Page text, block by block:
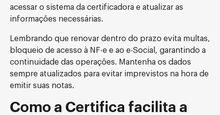
acessar o sistema da certificadora e atualizar as
informações necessárias.
Lembrando que renovar dentro do prazo evita multas,
bloqueio de acesso à NF-e e ao e-Social, garantindo a
continuidade das operações. Mantenha os dados
sempre atualizados para evitar imprevistos na hora de
emitir suas notas.
Como a Certifica facilita a